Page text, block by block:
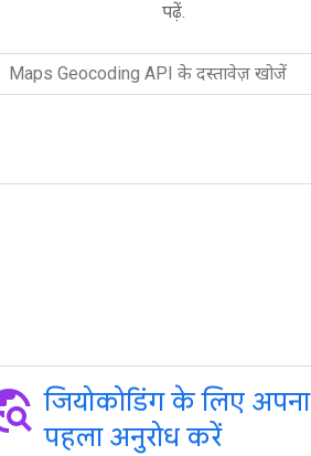
पढ़ें.
जियोकोडिंग के लिए अपना
पहला अनुरोध करें